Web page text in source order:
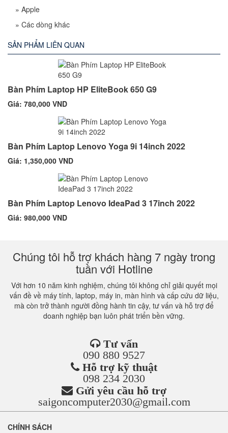
» Apple
» Các dòng khác
SẢN PHẨM LIÊN QUAN
Bàn Phím Laptop HP EliteBook 650 G9
Giá: 780,000 VND
Bàn Phím Laptop Lenovo Yoga 9i 14inch 2022
Giá: 1,350,000 VND
Bàn Phím Laptop Lenovo IdeaPad 3 17inch 2022
Giá: 980,000 VND
Chúng tôi hỗ trợ khách hàng 7 ngày trong
tuần với Hotline
Với hơn 10 năm kinh nghiệm, chúng tôi không chỉ giải quyết mọi
vấn đề về máy tính, laptop, máy in, màn hình và cấp cứu dữ liệu,
mà còn trở thành người đồng hành tin cậy, tư vấn và hỗ trợ để
doanh nghiệp bạn luôn phát triển bền vững.
Tư vấn
090 880 9527
Hỗ trợ kỹ thuật
098 234 2030
Gửi yêu cầu hỗ trợ
saigoncomputer2030@gmail.com
CHÍNH SÁCH